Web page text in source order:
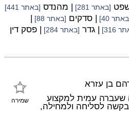
[באתר 281] | מהנדס [באתר 441]
40] | סדקים [באתר 88]
|
316] | גדר [באתר 284] | פסק דין
שמירה
בן עזרא
שעברה עמית למקצוע
לסליחה ולמחילה,